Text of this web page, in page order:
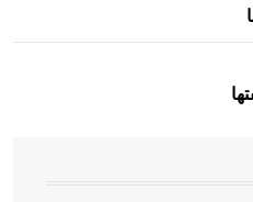
الهندسية التي ارتبطت
الشام ومصر خاصة، حيث يحرص
في الواجهات